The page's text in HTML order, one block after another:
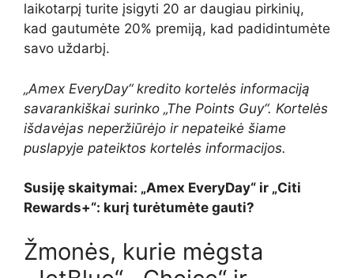
laikotarpį turite įsigyti 20 ar daugiau pirkinių,
kad gautumėte 20% premiją, kad padidintumėte
savo uždarbį.
„Amex EveryDay“ kredito kortelės informaciją
savarankiškai surinko „The Points Guy“. Kortelės
išdavėjas neperžiūrėjo ir nepateikė šiame
puslapyje pateiktos kortelės informacijos.
Susiję skaitymai: „Amex EveryDay“ ir „Citi
Rewards+“: kurį turėtumėte gauti?
Žmonės, kurie mėgsta